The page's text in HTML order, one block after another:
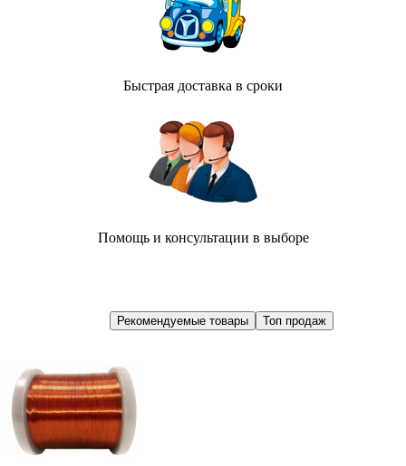
Быстрая доставка в сроки
Помощь и консультации в выборе
Рекомендуемые товары Топ продаж